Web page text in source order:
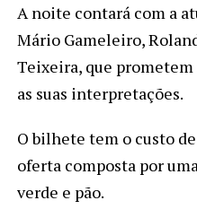
A noite contará com a
Mário Gameleiro,
Teixeira, que
as suas interpretações.
O bilhete tem o custo
oferta composta por
verde e pão.